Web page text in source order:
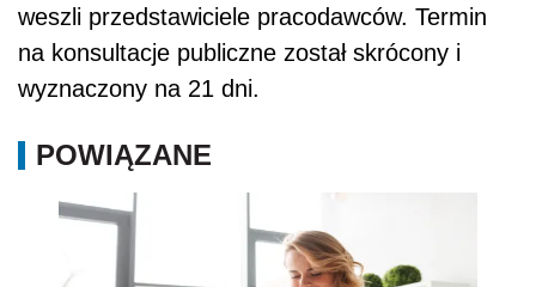
weszli przedstawiciele pracodawców. Termin
na konsultacje publiczne został skrócony i
wyznaczony na 21 dni.
POWIĄZANE